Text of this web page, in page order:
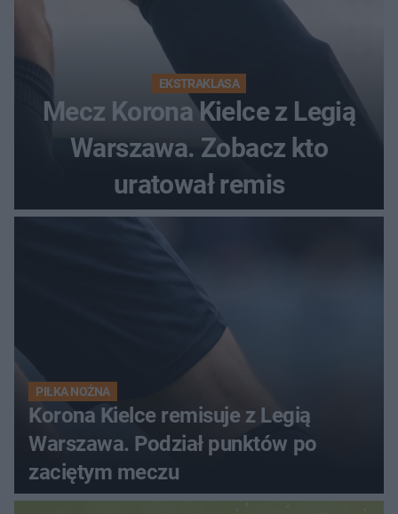
EKSTRAKLASA
Mecz Korona Kielce z Legią
Warszawa. Zobacz kto
uratował remis
PIŁKA NOŻNA
Korona Kielce remisuje z Legią
Warszawa. Podział punktów po
zaciętym meczu